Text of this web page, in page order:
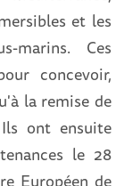
et les
marins. Ces
concevoir,
la remise de
ont ensuite
le 28
Européen de